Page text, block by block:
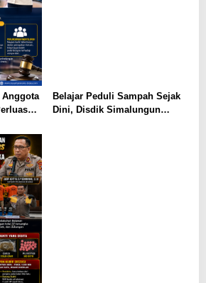
Anggota
Belajar Peduli Sampah Sejak
Dini, Disdik Simalungun